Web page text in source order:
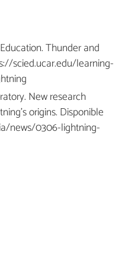
Thunder and
scied.ucar.edu/learning-
New research
origins. Disponible
news/0306-lightning-